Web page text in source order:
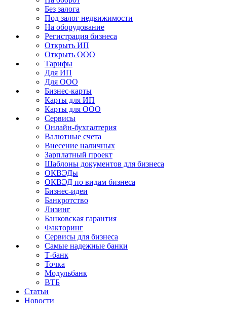
Без залога
Под залог недвижимости
На оборудование
Регистрация бизнеса
Открыть ИП
Открыть ООО
Тарифы
Для ИП
Для ООО
Бизнес-карты
Карты для ИП
Карты для ООО
Сервисы
Онлайн-бухгалтерия
Валютные счета
Внесение наличных
Зарплатный проект
Шаблоны документов для бизнеса
ОКВЭДы
ОКВЭД по видам бизнеса
Бизнес-идеи
Банкротство
Лизинг
Банковская гарантия
Факторинг
Сервисы для бизнеса
Самые надежные банки
Т-банк
Точка
Модульбанк
ВТБ
Статьи
Новости